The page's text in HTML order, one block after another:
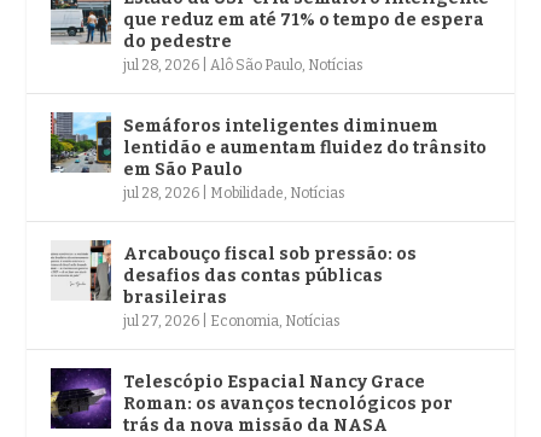
que reduz em até 71% o tempo de espera
do pedestre
jul 28, 2026 Alô São Paulo Notícias
Semáforos inteligentes diminuem
lentidão e aumentam fluidez do trânsito
em São Paulo
jul 28, 2026 Mobilidade Notícias
Arcabouço fiscal sob pressão: os
desafios das contas públicas
brasileiras
jul 27, 2026 Economia Notícias
Telescópio Espacial Nancy Grace
Roman: os avanços tecnológicos por
trás da nova missão da NASA